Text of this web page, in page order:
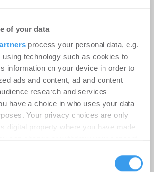
of your data
process your personal data, e.g.
using technology such as cookies to
information on your device in order to
ads and content, ad and content
research and services
have a choice in who uses your data
Your privacy choices are only
digital property where you have made
icon.
Hamburg
- 07.07.2026
ganzen Artikel Wenn noch nicht
Sie sich jetzt Ihren
um auf die neusten ...